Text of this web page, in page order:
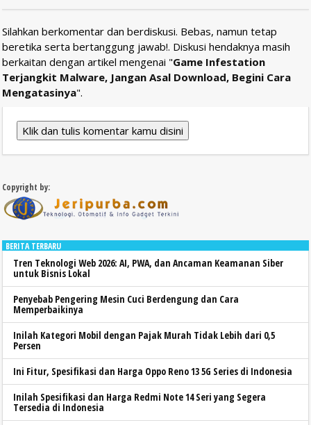
Silahkan berkomentar dan berdiskusi. Bebas, namun tetap
beretika serta bertanggung jawab!. Diskusi hendaknya masih
berkaitan dengan artikel mengenai "Game Infestation
Terjangkit Malware, Jangan Asal Download, Begini Cara
Mengatasinya".
Klik dan tulis komentar kamu disini
Copyright by:
BERITA TERBARU
Tren Teknologi Web 2026: AI, PWA, dan Ancaman Keamanan Siber
untuk Bisnis Lokal
Penyebab Pengering Mesin Cuci Berdengung dan Cara
Memperbaikinya
Inilah Kategori Mobil dengan Pajak Murah Tidak Lebih dari 0,5
Persen
Ini Fitur, Spesifikasi dan Harga Oppo Reno 13 5G Series di Indonesia
Inilah Spesifikasi dan Harga Redmi Note 14 Seri yang Segera
Tersedia di Indonesia